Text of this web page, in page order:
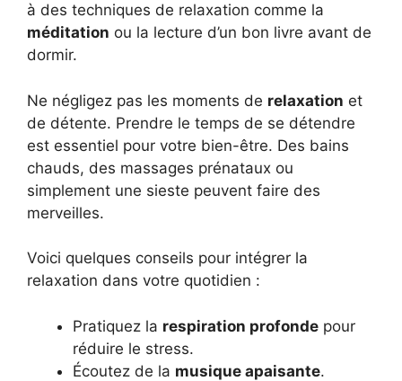
à des techniques de relaxation comme la
méditation ou la lecture d’un bon livre avant de
dormir.
Ne négligez pas les moments de relaxation et
de détente. Prendre le temps de se détendre
est essentiel pour votre bien-être. Des bains
chauds, des massages prénataux ou
simplement une sieste peuvent faire des
merveilles.
Voici quelques conseils pour intégrer la
relaxation dans votre quotidien :
Pratiquez la respiration profonde pour
réduire le stress.
Écoutez de la musique apaisante.